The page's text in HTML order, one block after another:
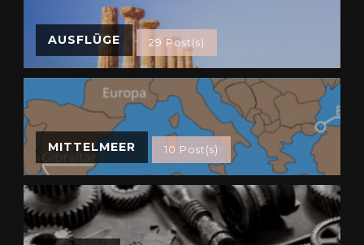
AUSFLÜGE 29 Post(s)
MITTELMEER 10 Post(s)